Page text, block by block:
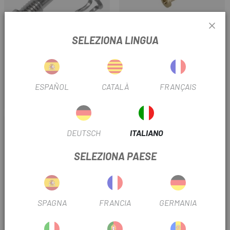
RITENZIONE PASTIGLIE E
GHIERA DI BLOCCAGGIO
Prezzo
CONFEZIONE
RIDUTTORE/OVALE PER TUBO
SELEZIONA LINGUA
ESPAÑOL CATALÀ FRANÇAIS
DEUTSCH ITALIANO
SELEZIONA PAESE
SPAGNA FRANCIA GERMANIA